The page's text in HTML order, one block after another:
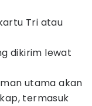
Tri atau
dikirim lewat
utama akan
termasuk